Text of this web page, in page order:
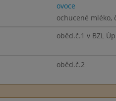
ovoce
ochucené mléko,
oběd.č.1 v BZL
oběd.č.2